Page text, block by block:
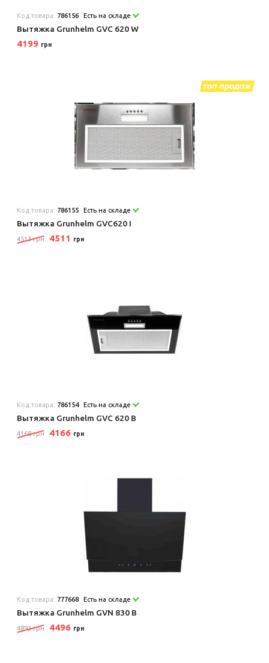
Код товара: 786156 Есть на складе
Вытяжка Grunhelm GVC 620 W
4199 грн
Код товара: 786155 Есть на складе
Вытяжка Grunhelm GVC620 I
4513 грн 4511 грн
Код товара: 786154 Есть на складе
Вытяжка Grunhelm GVC 620 B
4168 грн 4166 грн
Код товара: 777668 Есть на складе
Вытяжка Grunhelm GVN 830 B
4893 грн 4496 грн